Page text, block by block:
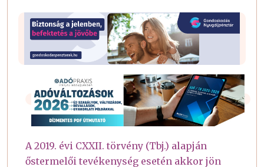
A 2019. évi CXXII. törvény (Tbj.) alapján
őstermelői tevékenység esetén akkor jön